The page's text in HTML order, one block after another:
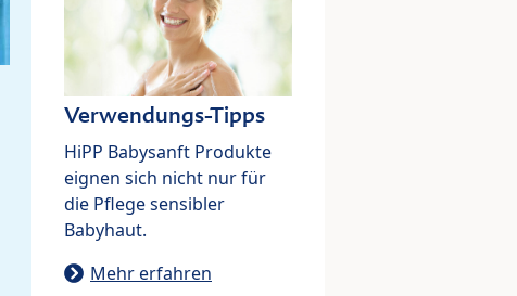
Verwendungs-Tipps
HiPP Babysanft Produkte
eignen sich nicht nur für
die Pflege sensibler
Babyhaut.
Mehr erfahren